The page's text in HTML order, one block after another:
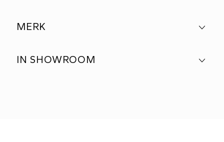
MERK
IN SHOWROOM